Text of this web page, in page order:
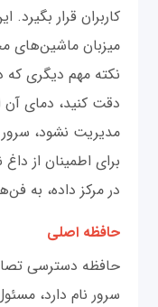
کاربران قرار
میزبان ماشین‌های
نکته مهم دیگری که
دقت کنید، دمای
مدیریت نشود،
برای اطمینان از
در مرکز داده، به
حافظه اصلی
سرور نام دارد،